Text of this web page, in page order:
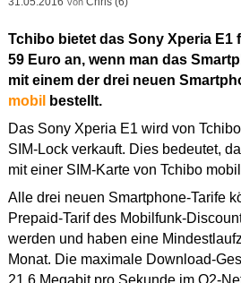
Tchibo bietet das Sony Xperia E1
59 Euro an, wenn man das
mit einem der drei neuen
mobil
bestellt.
Das Sony Xperia E1 wird von
SIM-Lock verkauft. Dies bedeutet,
mit einer SIM-Karte von Tchibo
Alle drei neuen Smartphone-Tarife
Prepaid-Tarif des Mobilfunk-
werden und haben eine
Monat. Die maximale Download-
21,6 Megabit pro Sekunde im O2-